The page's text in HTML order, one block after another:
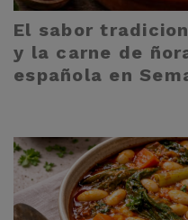
El sabor
y la carne de
española en